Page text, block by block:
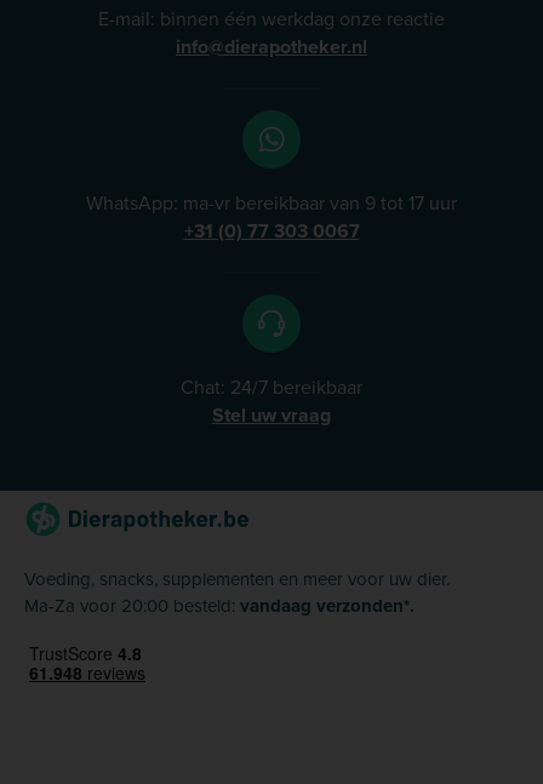
E-mail: binnen één werkdag onze reactie
info@dierapotheker.nl
WhatsApp: ma-vr bereikbaar van 9 tot 17 uur
+31 (0) 77 303 0067
Chat: 24/7 bereikbaar
Stel uw vraag
Voeding, snacks, supplementen en meer voor uw dier.
Ma-Za voor 20:00 besteld: vandaag verzonden*.